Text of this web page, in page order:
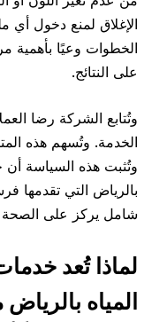
الإغلاق لمنع دخول أي
الخطوات وعيًا بأهمية
على النتائج.
وتُتابع الشركة رضا العملاء
الخدمة. وتُسهم هذه
وتُثبت هذه السياسة أن
بالرياض التي تقدمها
شامل يركز على الصحة
لماذا تُعد
المياه